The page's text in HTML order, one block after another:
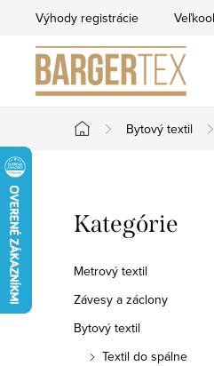
obsah
Výhody registrácie
Domov
Bytový textil
o
č
n
ý
Preskočiť
kategórie
Kategórie
Metrový textil
Závesy a záclony
Bytový textil
Textil do spálne